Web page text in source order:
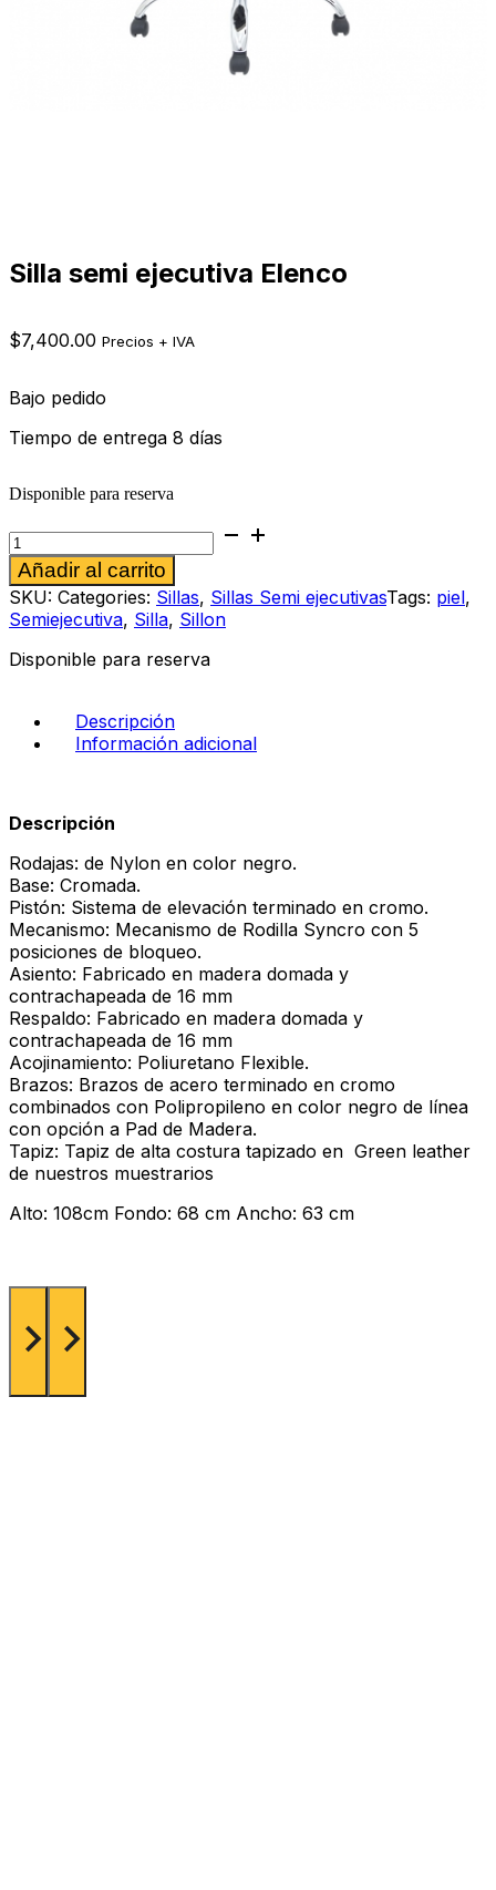
Silla semi ejecutiva Elenco
$7,400.00 Precios + IVA
Bajo pedido
Tiempo de entrega 8 días
Disponible para reserva
Silla
semi
ejecutiva
Elenco
cantidad
Añadir al carrito
SKU: Categories: Sillas, Sillas Semi ejecutivasTags: piel,
Semiejecutiva, Silla, Sillon
Disponible para reserva
Descripción
Información adicional
Descripción
Rodajas: de Nylon en color negro.
Base: Cromada.
Pistón: Sistema de elevación terminado en cromo.
Mecanismo: Mecanismo de Rodilla Syncro con 5
posiciones de bloqueo.
Asiento: Fabricado en madera domada y
contrachapeada de 16 mm
Respaldo: Fabricado en madera domada y
contrachapeada de 16 mm
Acojinamiento: Poliuretano Flexible.
Brazos: Brazos de acero terminado en cromo
combinados con Polipropileno en color negro de línea
con opción a Pad de Madera.
Tapiz: Tapiz de alta costura tapizado en Green leather
de nuestros muestrarios
Alto: 108cm Fondo: 68 cm Ancho: 63 cm